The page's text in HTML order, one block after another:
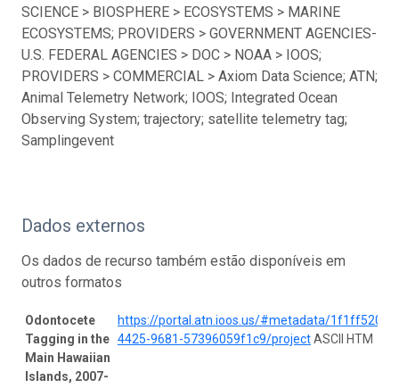
SCIENCE > BIOSPHERE > ECOSYSTEMS > MARINE
ECOSYSTEMS; PROVIDERS > GOVERNMENT AGENCIES-
U.S. FEDERAL AGENCIES > DOC > NOAA > IOOS;
PROVIDERS > COMMERCIAL > Axiom Data Science; ATN;
Animal Telemetry Network; IOOS; Integrated Ocean
Observing System; trajectory; satellite telemetry tag;
Samplingevent
Dados externos
Os dados de recurso também estão disponíveis em
outros formatos
Odontocete
Tagging in the
Main Hawaiian
Islands, 2007-
https://portal.atn.ioos.us/#metadata/1f1ff520-
4425-9681-57396059f1c9/projectASCII HTM